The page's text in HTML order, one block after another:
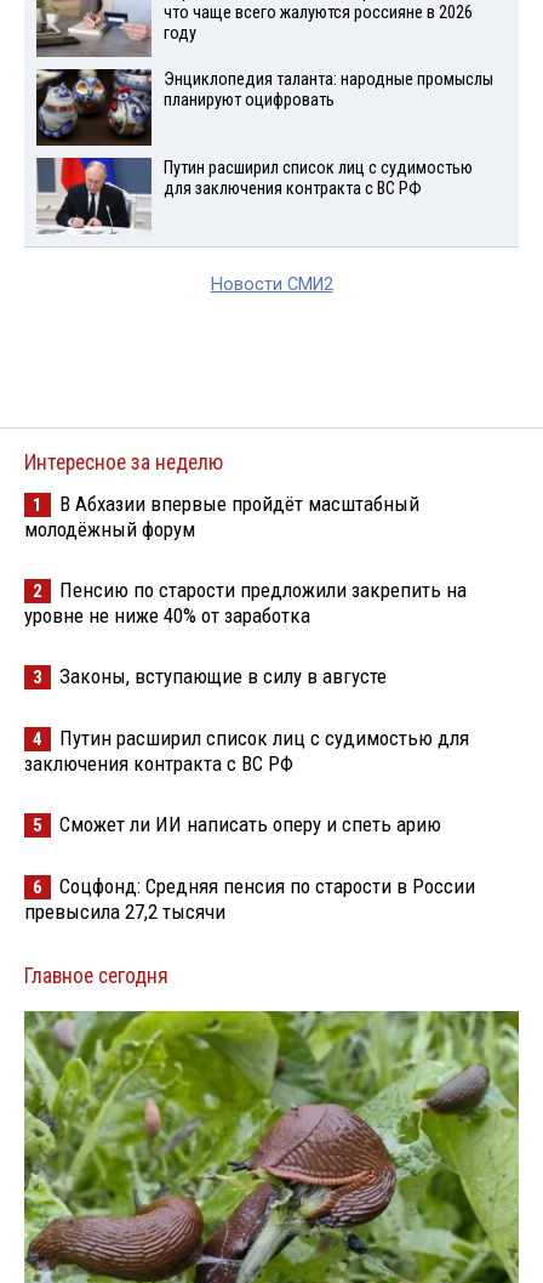
что чаще всего жалуются россияне в 2026
году
Энциклопедия таланта: народные промыслы
планируют оцифровать
Путин расширил список лиц с судимостью
для заключения контракта с ВС РФ
Новости СМИ2
Интересное за неделю
1
В Абхазии впервые пройдёт масштабный
молодёжный форум
2
Пенсию по старости предложили закрепить на
уровне не ниже 40% от заработка
3 Законы, вступающие в силу в августе
4
Путин расширил список лиц с судимостью для
заключения контракта с ВС РФ
5 Сможет ли ИИ написать оперу и спеть арию
6
Соцфонд: Средняя пенсия по старости в России
превысила 27,2 тысячи
Главное сегодня